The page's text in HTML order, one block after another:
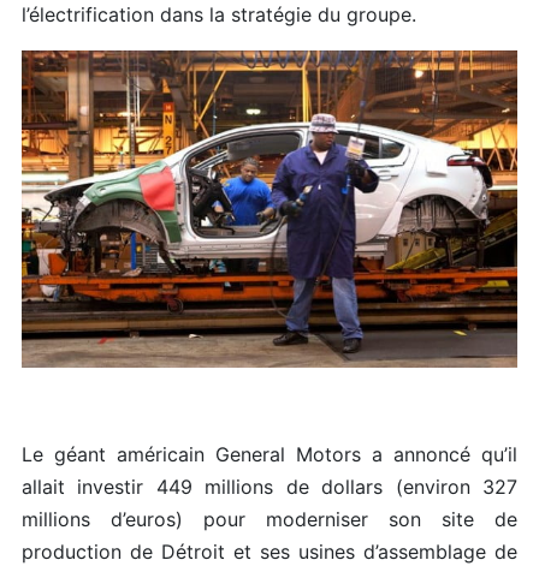
l’électrification dans la stratégie du groupe.
Le géant américain General Motors a annoncé qu’il
allait investir 449 millions de dollars (environ 327
millions d’euros) pour moderniser son site de
production de Détroit et ses usines d’assemblage de